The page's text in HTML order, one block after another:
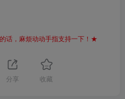
话，麻烦动动手指支持一下！★
分享 收藏